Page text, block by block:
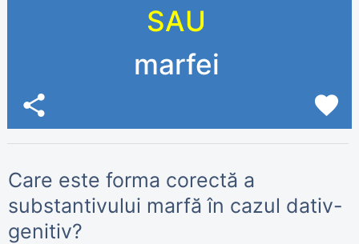
SAU
marfei
share favorite
Care este forma corectă a
substantivului marfă în cazul dativ-
genitiv?